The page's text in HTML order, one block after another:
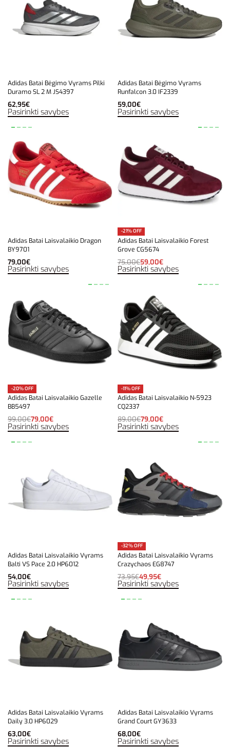
Adidas Batai Bėgimo Vyrams Pilki
Duramo SL 2 M JS4397
62,95€
Pasirinkti savybes
Adidas Batai Bėgimo Vyrams
Runfalcon 3.0 IF2339
59,00€
Pasirinkti savybes
Adidas Batai Laisvalaikio Dragon
BY9701
79,00€
Pasirinkti savybes
-21% OFF
Adidas Batai Laisvalaikio Forest
Grove CG5674
75,00€59,00€
Pasirinkti savybes
-20% OFF
Adidas Batai Laisvalaikio Gazelle
BB5497
99,00€79,00€
Pasirinkti savybes
-11% OFF
Adidas Batai Laisvalaikio N-5923
CQ2337
89,00€79,00€
Pasirinkti savybes
Adidas Batai Laisvalaikio Vyrams
Balti VS Pace 2.0 HP6012
54,00€
Pasirinkti savybes
-32% OFF
Adidas Batai Laisvalaikio Vyrams
Crazychaos EG8747
73,95€49,95€
Pasirinkti savybes
Adidas Batai Laisvalaikio Vyrams
Daily 3.0 HP6029
63,00€
Pasirinkti savybes
Adidas Batai Laisvalaikio Vyrams
Grand Court GY3633
68,00€
Pasirinkti savybes